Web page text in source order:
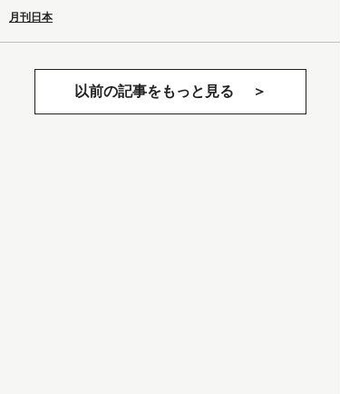
月刊日本
以前の記事をもっと見る